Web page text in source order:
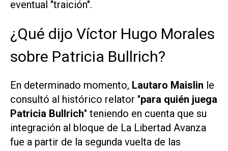
eventual "traición".
¿Qué dijo Víctor Hugo Morales
sobre Patricia Bullrich?
En determinado momento, Lautaro Maislin le
consultó al histórico relator "para quién juega
Patricia Bullrich" teniendo en cuenta que su
integración al bloque de La Libertad Avanza
fue a partir de la segunda vuelta de las